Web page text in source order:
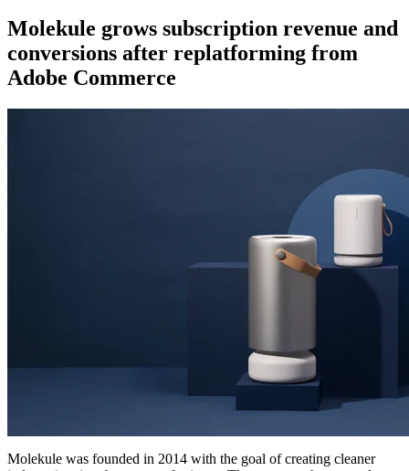
Molekule grows subscription revenue and
conversions after replatforming from
Adobe Commerce
Molekule was founded in 2014 with the goal of creating cleaner